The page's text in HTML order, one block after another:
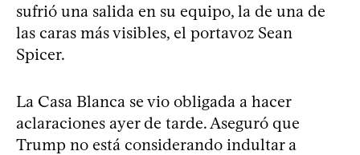
sufrió una salida en su equipo, la de una de
las caras más visibles, el portavoz Sean
Spicer.
La Casa Blanca se vio obligada a hacer
aclaraciones ayer de tarde. Aseguró que
Trump no está considerando indultar a